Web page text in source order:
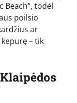
Beach“, todėl
poilsio
ar
– tik